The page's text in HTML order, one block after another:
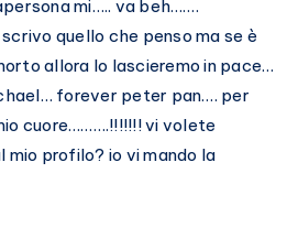
mi….. va beh…….
quello che penso ma se è
allora lo lascieremo in pace…
forever peter pan…. per
cuore……….!!!!!!! vi volete
mio profilo? io vi mando la